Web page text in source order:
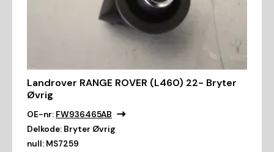
Landrover RANGE ROVER (L460) 22- Bryter
Øvrig
OE-nr: FW936465AB
Delkode: Bryter Øvrig
null: MS7259